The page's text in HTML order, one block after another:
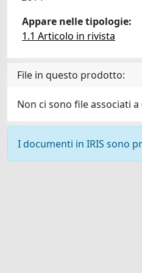
Appare nelle tipologie:
1.1 Articolo in rivista
File in questo prodotto:
Non ci sono file associati
I documenti in IRIS sono